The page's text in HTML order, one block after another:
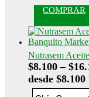
COMPRAR
Nutrasem
$8.100 – $
desde